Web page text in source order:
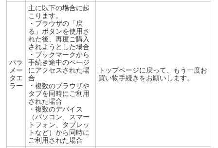
パラ
メー
タエ
ラー
主に以下の場合に起
こります。
・ブラウザの「戻
る」ボタンを使用さ
れた後、再度ご購入
されようとした場合
・ブックマークから
手続き途中のページ
にアクセスされた場
合
・複数のブラウザや
タブを同時にご利用
された場合
・複数のデバイス
（パソコン、スマー
トフォン、タブレッ
トなど）から同時に
ご利用された場合
トップページに戻って、もう一度お
買い物手続きをお願いします。